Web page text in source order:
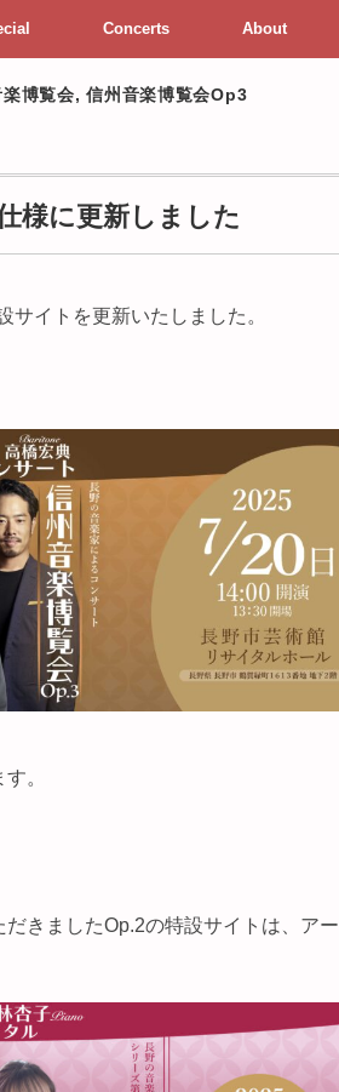
Concerts About
博覧会,信州音楽博覧会Op3
様に更新しました
イトを更新いたしました。
。
きましたOp.2の特設サイトは、アー